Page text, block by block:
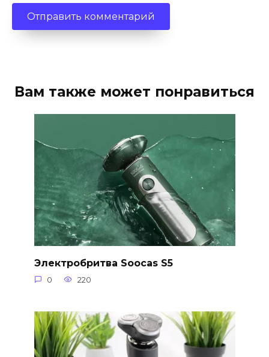
Вам также может понравиться
Электробритва Soocas S5
0 220